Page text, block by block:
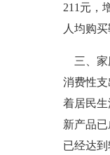
211元，
人均购
三、家
消费性
着居民
新产品
已经达